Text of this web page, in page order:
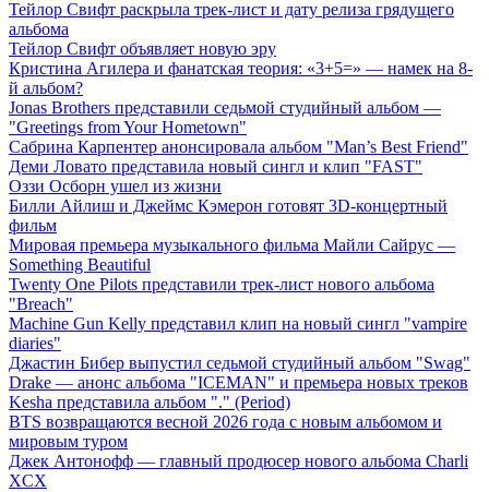
Тейлор Свифт раскрыла трек-лист и дату релиза грядущего
альбома
Тейлор Свифт объявляет новую эру
Кристина Агилера и фанатская теория: «3+5=» — намек на 8-
й альбом?
Jonas Brothers представили седьмой студийный альбом —
"Greetings from Your Hometown"
Сабрина Карпентер анонсировала альбом "Man’s Best Friend"
Деми Ловато представила новый сингл и клип "FAST"
Оззи Осборн ушел из жизни
Билли Айлиш и Джеймс Кэмерон готовят 3D-концертный
фильм
Мировая премьера музыкального фильма Майли Сайрус —
Something Beautiful
Twenty One Pilots представили трек-лист нового альбома
"Breach"
Machine Gun Kelly представил клип на новый сингл "vampire
diaries"
Джастин Бибер выпустил седьмой студийный альбом "Swag"
Drake — анонс альбома "ICEMAN" и премьера новых треков
Kesha представила альбом "." (Period)
BTS возвращаются весной 2026 года с новым альбомом и
мировым туром
Джек Антонофф — главный продюсер нового альбома Charli
XCX